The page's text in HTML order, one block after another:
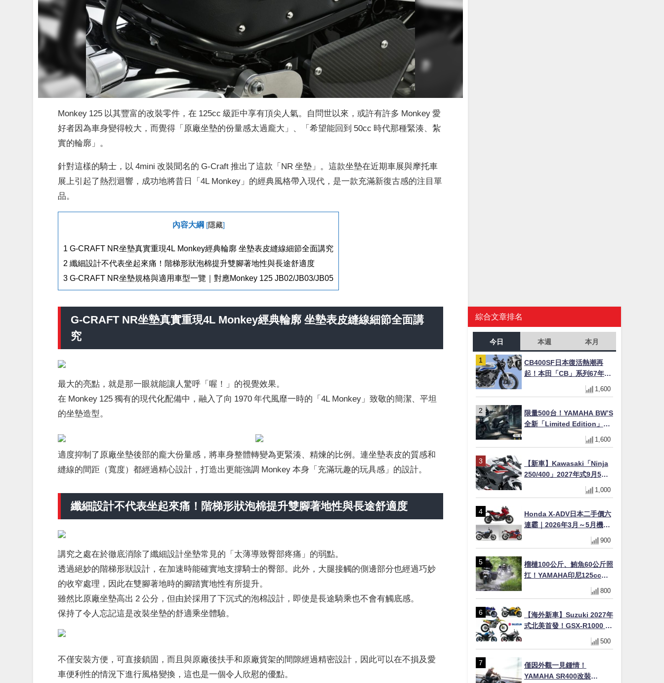
Monkey 125 以其豐富的改裝零件，在 125cc 級距中享有頂尖人氣。自問世以來，或許有許多 Monkey 愛
好者因為車身變得較大，而覺得「原廠坐墊的份量感太過龐大」、「希望能回到 50cc 時代那種緊湊、紮
實的輪廓」。
針對這樣的騎士，以 4mini 改裝聞名的 G-Craft 推出了這款「NR 坐墊」。這款坐墊在近期車展與摩托車
展上引起了熱烈迴響，成功地將昔日「4L Monkey」的經典風格帶入現代，是一款充滿新復古感的注目單
品。
內容大綱 隱藏]
1 G-CRAFT NR坐墊真實重現4L Monkey經典輪廓 坐墊表皮縫線細節全面講究
2 纖細設計不代表坐起來痛！階梯形狀泡棉提升雙腳著地性與長途舒適度
3 G-CRAFT NR坐墊規格與適用車型一覽｜對應Monkey 125 JB02/JB03/JB05
G-CRAFT NR坐墊真實重現4L Monkey經典輪廓 坐墊表皮縫線細節全面講
究
最大的亮點，就是那一眼就能讓人驚呼「喔！」的視覺效果。
在 Monkey 125 獨有的現代化配備中，融入了向 1970 年代風靡一時的「4L Monkey」致敬的簡潔、平坦
的坐墊造型。
適度抑制了原廠坐墊後部的龐大份量感，將車身整體轉變為更緊湊、精煉的比例。連坐墊表皮的質感和
縫線的間距（寬度）都經過精心設計，打造出更能強調 Monkey 本身「充滿玩趣的玩具感」的設計。
纖細設計不代表坐起來痛！階梯形狀泡棉提升雙腳著地性與長途舒適度
講究之處在於徹底消除了纖細設計坐墊常見的「太薄導致臀部疼痛」的弱點。
透過絕妙的階梯形狀設計，在加速時能確實地支撐騎士的臀部。此外，大腿接觸的側邊部分也經過巧妙
的收窄處理，因此在雙腳著地時的腳踏實地性有所提升。
雖然比原廠坐墊高出 2 公分，但由於採用了下沉式的泡棉設計，即使是長途騎乘也不會有觸底感。
保持了令人忘記這是改裝坐墊的舒適乘坐體驗。
不僅安裝方便，可直接鎖固，而且與原廠後扶手和原廠貨架的間隙經過精密設計，因此可以在不損及愛
車便利性的情況下進行風格變換，這也是一個令人欣慰的優點。
綜合文章排名
今日 本週 本月
CB400SF日本復活熱潮再
起！本田「CB」系列67年傳
奇解密 與CBR差異一次搞懂
1,600
限量500台！YAMAHA BW’S
全新「Limited Edition」都
市探索限定色 GOOPiMADE
聯名包同步登場
1,600
【新車】Kawasaki「Ninja
250/400」2027年式9月5日
日本發售！新塗裝登場×價格
不變×輔助滑動式離合器
1,000
Honda X-ADV日本二手價六
連霸｜2026年3月～5月機車
轉售排行榜 CBR1000RR-R
FIREBLADE SP首度躋身前
900
榴槤100公斤、鮪魚60公斤照
扛！YAMAHA印尼125cc速
克達Gear Ultima 2740公里
耐操實測
800
【海外新車】Suzuki 2027年
式北美首發！GSX-R1000 40
週年紀念×SV-7GX新款跨界
車×RM-Z450 Ken Roczen
500
僅因外觀一見鍾情！
YAMAHA SR400改裝